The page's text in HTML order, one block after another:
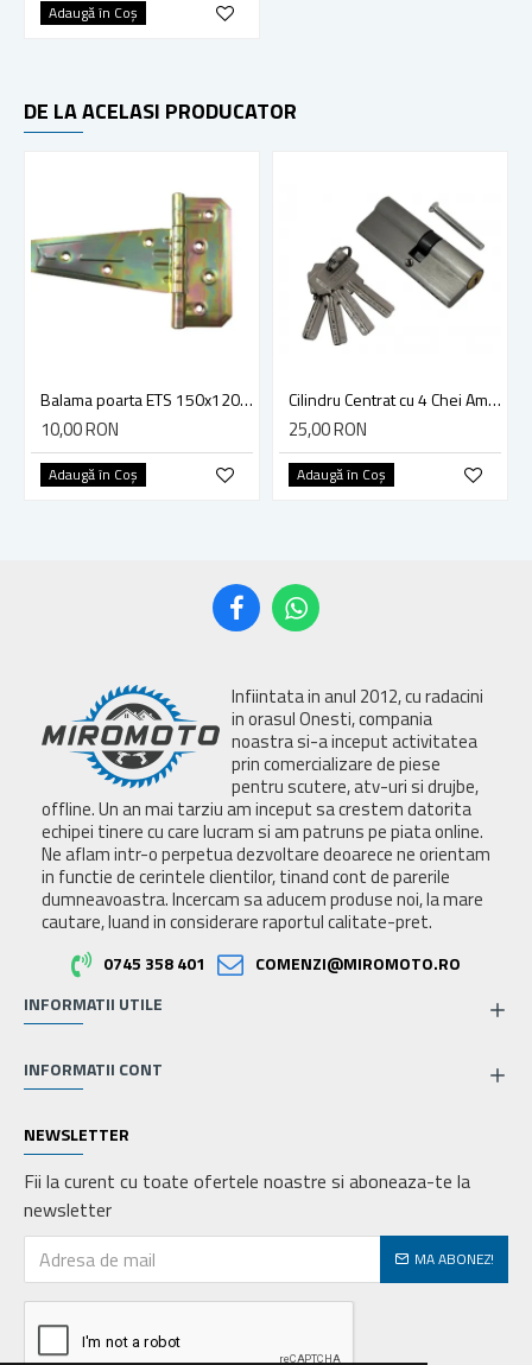
Adaugă în Coş
DE LA ACELASI PRODUCATOR
Balama poarta ETS 150x120mm
10,00 RON
Adaugă în Coş
Cilindru Centrat cu 4 Chei Amprenta, Everpower MS-CZ80, 80mm
25,00 RON
Adaugă în Coş
Infiintata in anul 2012, cu radacini
in orasul Onesti, compania
noastra si-a inceput activitatea
prin comercializare de piese
pentru scutere, atv-uri si drujbe,
offline. Un an mai tarziu am inceput sa crestem datorita
echipei tinere cu care lucram si am patruns pe piata online.
Ne aflam intr-o perpetua dezvoltare deoarece ne orientam
in functie de cerintele clientilor, tinand cont de parerile
dumneavoastra. Incercam sa aducem produse noi, la mare
cautare, luand in considerare raportul calitate-pret.
0745 358 401
COMENZI@MIROMOTO.RO
INFORMATII UTILE
INFORMATII CONT
NEWSLETTER
Fii la curent cu toate ofertele noastre si aboneaza-te la
newsletter
MA ABONEZ!